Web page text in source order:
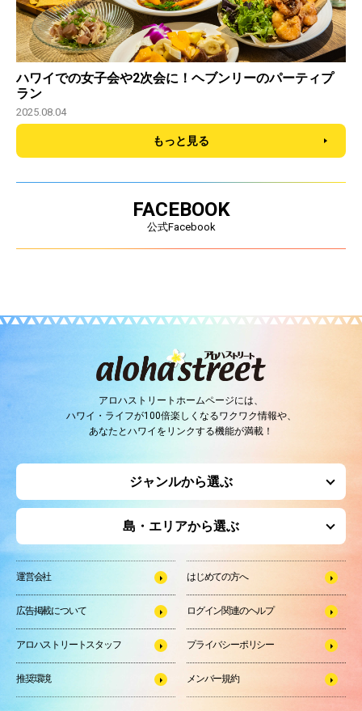
ハワイでの女子会や2次会に！ヘブンリーのパーティプ
ラン
2025.08.04
もっと見る
FACEBOOK
公式Facebook
アロハストリートホームページには、
ハワイ・ライフが100倍楽しくなるワクワク情報や、
あなたとハワイをリンクする機能が満載！
ジャンルから選ぶ
島・エリアから選ぶ
運営会社 はじめての方へ
広告掲載について ログイン関連のヘルプ
アロハストリートスタッフ プライバシーポリシー
推奨環境 メンバー規約